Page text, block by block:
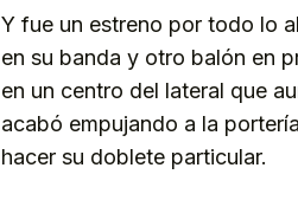
Y fue un estreno por todo lo
en su banda y otro balón en
en un centro del lateral que
acabó empujando a la portería
hacer su doblete particular.